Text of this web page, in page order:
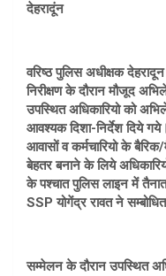
देहरादूंन
वरिष्ठ पुलिस अधीक्षक
निरीक्षण के दौरान मौजूद
उपस्थित अधिकारियो को
आवश्यक दिशा-निर्देश दिये
आवासों व कर्मचारियो के
बेहतर बनाने के लिये
के पश्चात पुलिस लाइन में
SSP योगेंद्र रावत ने
सम्मेलन के दौरान उपस्थित